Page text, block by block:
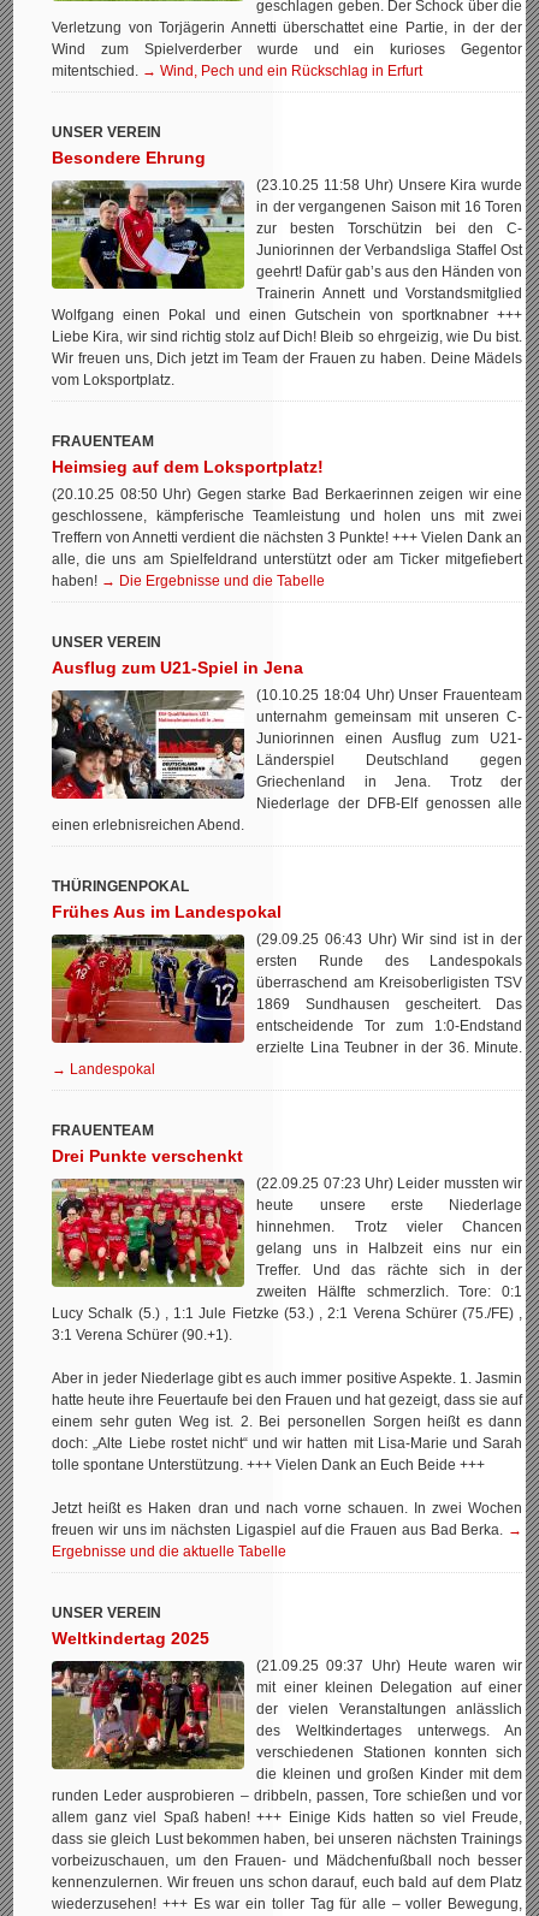
geschlagen geben. Der Schock über die
Verletzung von Torjägerin Annetti überschattet eine Partie, in der der
Wind zum Spielverderber wurde und ein kurioses Gegentor
mitentschied. → Wind, Pech und ein Rückschlag in Erfurt
UNSER VEREIN
Besondere Ehrung
(23.10.25 11:58 Uhr) Unsere Kira wurde
in der vergangenen Saison mit 16 Toren
zur besten Torschützin bei den C-
Juniorinnen der Verbandsliga Staffel Ost
geehrt! Dafür gab’s aus den Händen von
Trainerin Annett und Vorstandsmitglied
Wolfgang einen Pokal und einen Gutschein von sportknabner +++
Liebe Kira, wir sind richtig stolz auf Dich! Bleib so ehrgeizig, wie Du bist.
Wir freuen uns, Dich jetzt im Team der Frauen zu haben. Deine Mädels
vom Loksportplatz.
FRAUENTEAM
Heimsieg auf dem Loksportplatz!
(20.10.25 08:50 Uhr) Gegen starke Bad Berkaerinnen zeigen wir eine
geschlossene, kämpferische Teamleistung und holen uns mit zwei
Treffern von Annetti verdient die nächsten 3 Punkte! +++ Vielen Dank an
alle, die uns am Spielfeldrand unterstützt oder am Ticker mitgefiebert
haben! → Die Ergebnisse und die Tabelle
UNSER VEREIN
Ausflug zum U21-Spiel in Jena
(10.10.25 18:04 Uhr) Unser Frauenteam
unternahm gemeinsam mit unseren C-
Juniorinnen einen Ausflug zum U21-
Länderspiel Deutschland gegen
Griechenland in Jena. Trotz der
Niederlage der DFB-Elf genossen alle
einen erlebnisreichen Abend.
THÜRINGENPOKAL
Frühes Aus im Landespokal
(29.09.25 06:43 Uhr) Wir sind ist in der
ersten Runde des Landespokals
überraschend am Kreisoberligisten TSV
1869 Sundhausen gescheitert. Das
entscheidende Tor zum 1:0-Endstand
erzielte Lina Teubner in der 36. Minute.
→ Landespokal
FRAUENTEAM
Drei Punkte verschenkt
(22.09.25 07:23 Uhr) Leider mussten wir
heute unsere erste Niederlage
hinnehmen. Trotz vieler Chancen
gelang uns in Halbzeit eins nur ein
Treffer. Und das rächte sich in der
zweiten Hälfte schmerzlich. Tore: 0:1
Lucy Schalk (5.) , 1:1 Jule Fietzke (53.) , 2:1 Verena Schürer (75./FE) ,
3:1 Verena Schürer (90.+1).
Aber in jeder Niederlage gibt es auch immer positive Aspekte. 1. Jasmin
hatte heute ihre Feuertaufe bei den Frauen und hat gezeigt, dass sie auf
einem sehr guten Weg ist. 2. Bei personellen Sorgen heißt es dann
doch: „Alte Liebe rostet nicht“ und wir hatten mit Lisa-Marie und Sarah
tolle spontane Unterstützung. +++ Vielen Dank an Euch Beide +++
Jetzt heißt es Haken dran und nach vorne schauen. In zwei Wochen
freuen wir uns im nächsten Ligaspiel auf die Frauen aus Bad Berka. →
Ergebnisse und die aktuelle Tabelle
UNSER VEREIN
Weltkindertag 2025
(21.09.25 09:37 Uhr) Heute waren wir
mit einer kleinen Delegation auf einer
der vielen Veranstaltungen anlässlich
des Weltkindertages unterwegs. An
verschiedenen Stationen konnten sich
die kleinen und großen Kinder mit dem
runden Leder ausprobieren – dribbeln, passen, Tore schießen und vor
allem ganz viel Spaß haben! +++ Einige Kids hatten so viel Freude,
dass sie gleich Lust bekommen haben, bei unseren nächsten Trainings
vorbeizuschauen, um den Frauen- und Mädchenfußball noch besser
kennenzulernen. Wir freuen uns schon darauf, euch bald auf dem Platz
wiederzusehen! +++ Es war ein toller Tag für alle – voller Bewegung,